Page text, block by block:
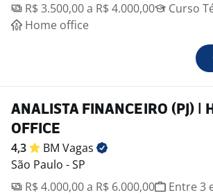
R$ 3.500,00 a R$ 4.000,00
Curso
Home office
ANALISTA FINANCEIRO (PJ) |
OFFICE
4,3 BM Vagas
São Paulo - SP
R$ 4.000,00 a R$ 6.000,00
Entre 3